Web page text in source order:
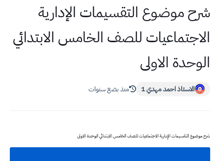
شرح موضوع التقسيمات الإدارية
الاجتماعيات للصف الخامس الابتدائي
الوحدة الاولى
الاستاذ احمد مهدي 1 منذ بضع سنوات
شرح موضوع التقسيمات الإدارية الاجتماعيات للصف الخامس الابتدائي الوحدة الاولى